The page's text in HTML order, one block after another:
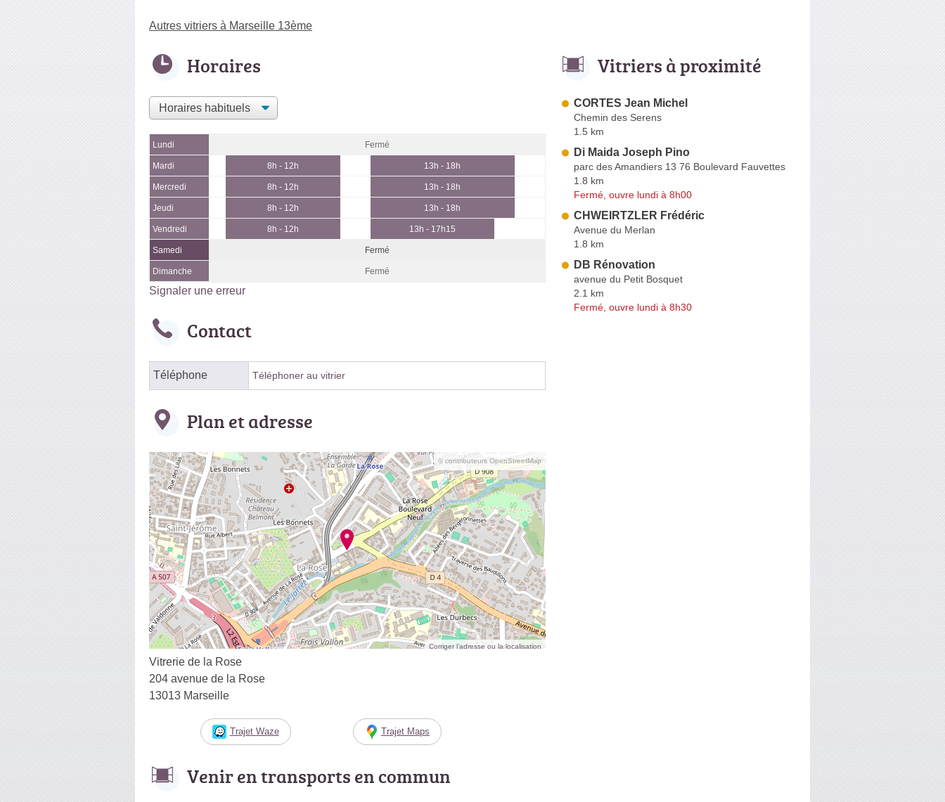
Autres vitriers à Marseille 13ème
Horaires
Lundi Fermé
Mardi 8h - 12h 13h - 18h
Mercredi 8h - 12h 13h - 18h
Jeudi 8h - 12h 13h - 18h
Vendredi 8h - 12h 13h - 17h15
Samedi Fermé
Dimanche Fermé
Signaler une erreur
Contact
Téléphone Téléphoner au vitrier
Plan et adresse
© contributeurs OpenStreetMap
Corriger l’adresse ou la localisation
Vitrerie de la Rose
204 avenue de la Rose
13013 Marseille
Trajet Waze Trajet Maps
Venir en transports en commun
Vitriers à proximité
CORTES Jean Michel
Chemin des Serens
1.5 km
Di Maida Joseph Pino
parc des Amandiers 13 76 Boulevard Fauvettes
1.8 km
Fermé, ouvre lundi à 8h00
CHWEIRTZLER Frédéric
Avenue du Merlan
1.8 km
DB Rénovation
avenue du Petit Bosquet
2.1 km
Fermé, ouvre lundi à 8h30